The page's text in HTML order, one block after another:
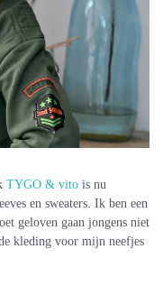
TYGO & vito is nu
en sweaters. Ik ben een
geloven gaan jongens niet
kleding voor mijn neefjes